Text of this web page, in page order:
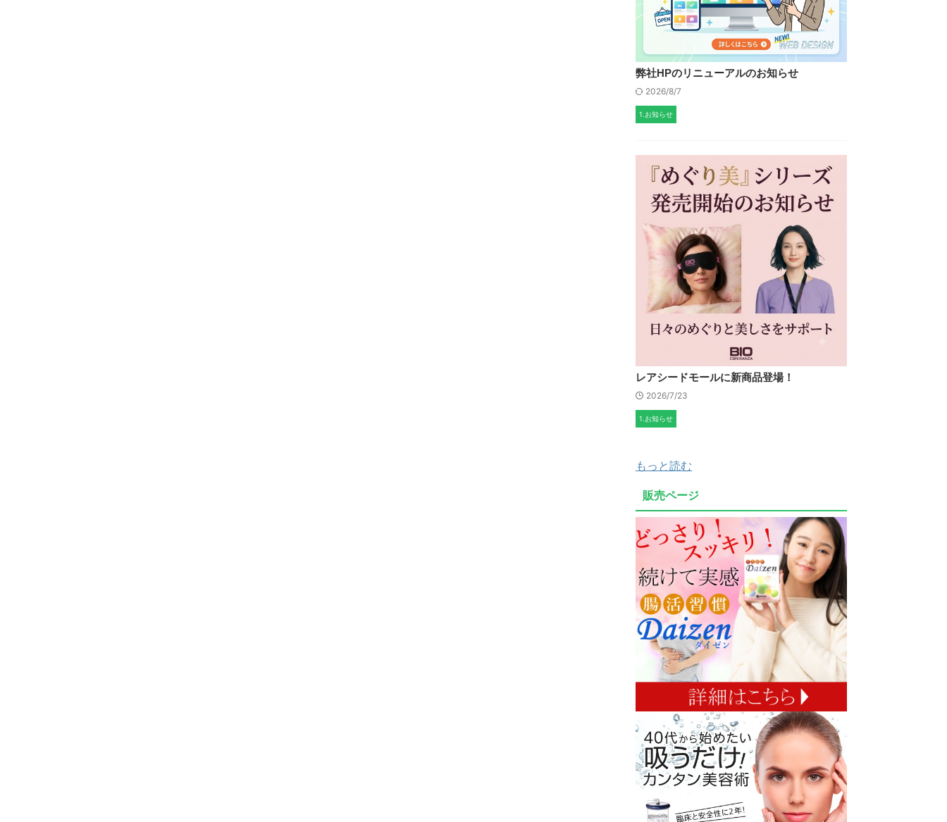
弊社HPのリニューアルのお知らせ
2026/8/7
1.お知らせ
レアシードモールに新商品登場！
2026/7/23
1.お知らせ
もっと読む
販売ページ